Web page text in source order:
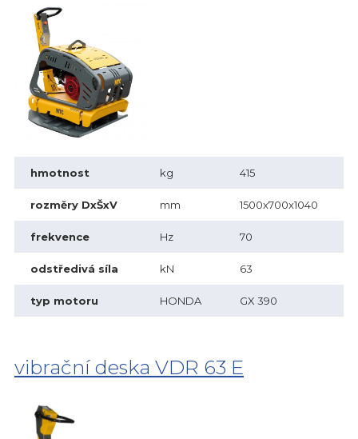
hmotnost kg 415
rozměry DxŠxV mm 1500x700x1040
frekvence Hz 70
odstředivá síla kN 63
typ motoru HONDA GX 390
vibrační deska VDR 63 E